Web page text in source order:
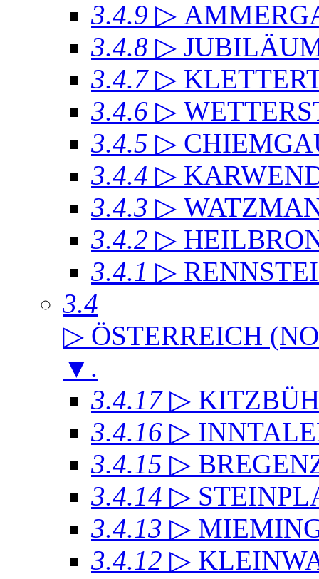
3.4.9 ▷
3.4.8 ▷
3.4.7 ▷
3.4.6 ▷
3.4.5 ▷
3.4.4 ▷
3.4.3 ▷
3.4.2 ▷
3.4.1 ▷
3.4
▷ ÖSTERREICH
▼ .
3.4.17 ▷
3.4.16 ▷
3.4.15 ▷
3.4.14 ▷
3.4.13 ▷
3.4.12 ▷